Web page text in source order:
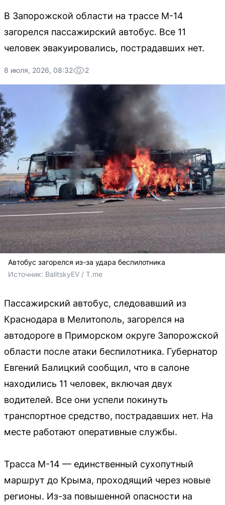
В Запорожской области на трассе М-14
загорелся пассажирский автобус. Все 11
человек эвакуировались, пострадавших нет.
8 июля, 2026, 08:32 2
Автобус загорелся из-за удара беспилотника
Источник: BalitskyEV / T.me
Пассажирский автобус, следовавший из
Краснодара в Мелитополь, загорелся на
автодороге в Приморском округе Запорожской
области после атаки беспилотника. Губернатор
Евгений Балицкий сообщил, что в салоне
находились 11 человек, включая двух
водителей. Все они успели покинуть
транспортное средство, пострадавших нет. На
месте работают оперативные службы.
Трасса М-14 — единственный сухопутный
маршрут до Крыма, проходящий через новые
регионы. Из-за повышенной опасности на